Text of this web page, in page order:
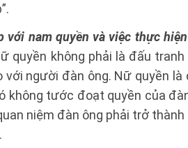
với nam quyền và việc thực
quyền không phải là đấu
với người đàn ông. Nữ quyền
không tước đoạt quyền của
niệm đàn ông phải trở